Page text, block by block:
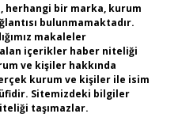
herhangi bir marka, kurum
bulunmamaktadır.
makaleler
içerikler haber niteliği
ve kişiler hakkında
kurum ve kişiler ile isim
Sitemizdeki bilgiler
taşımazlar.